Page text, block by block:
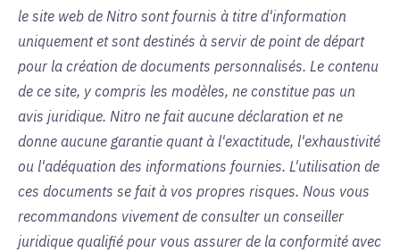
le site web de Nitro sont fournis à titre d'information
uniquement et sont destinés à servir de point de départ
pour la création de documents personnalisés. Le contenu
de ce site, y compris les modèles, ne constitue pas un
avis juridique. Nitro ne fait aucune déclaration et ne
donne aucune garantie quant à l'exactitude, l'exhaustivité
ou l'adéquation des informations fournies. L'utilisation de
ces documents se fait à vos propres risques. Nous vous
recommandons vivement de consulter un conseiller
juridique qualifié pour vous assurer de la conformité avec